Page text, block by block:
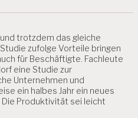
trotzdem das gleiche
zufolge Vorteile bringen
für Beschäftigte. Fachleute
eine Studie zur
Unternehmen und
ein halbes Jahr ein neues
Produktivität sei leicht